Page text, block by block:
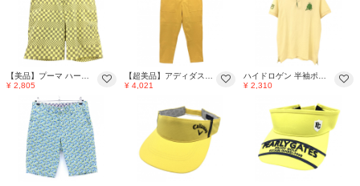
【美品】プーマ ハーフパンツ イエロー×グレージュ ブロックチェック メンズ 85 ゴルフウェア PUMA
¥ 2,805
【超美品】アディダス パンツ オレンジイエロー系 後ろウエストゴム＆調節紐 ADICROSS メンズ M ゴルフウェア adidas
¥ 4,021
ハイドロゲン 半袖ポロシャツ イエロー×グリーン 胸刺しゅう 襟星 メンズ XL ゴルフウェア HYDROGEN
¥ 2,310